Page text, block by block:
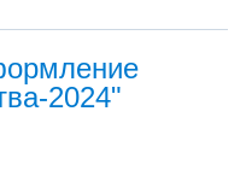
2024"